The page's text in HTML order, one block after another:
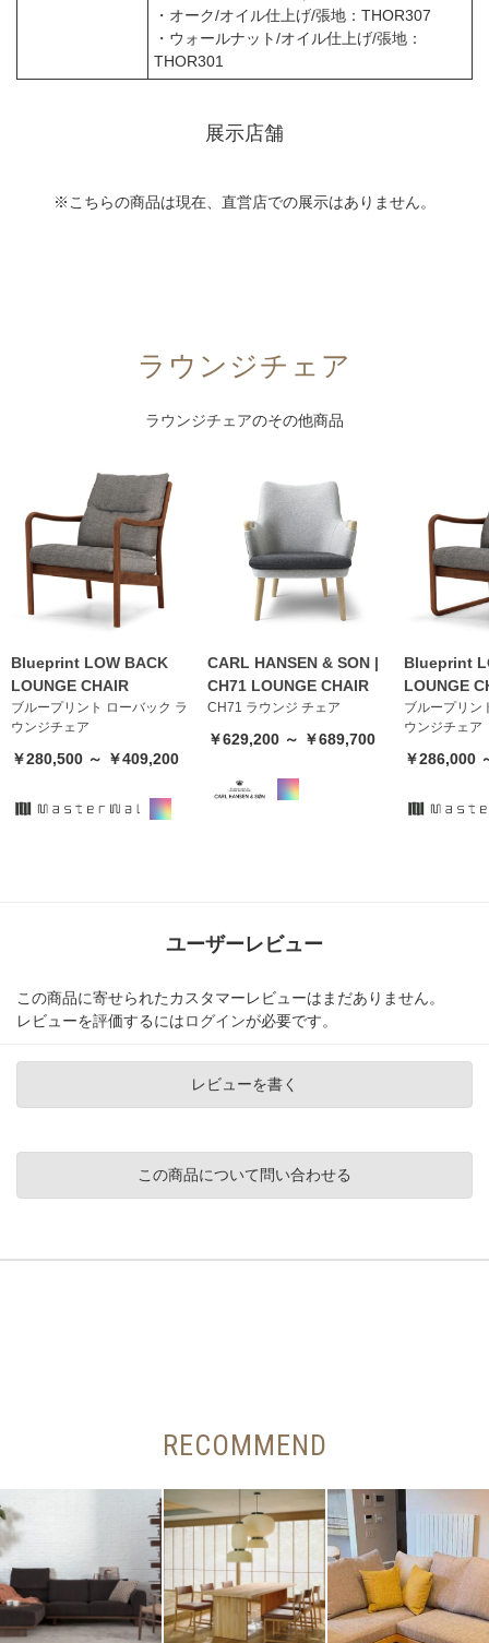
・オーク/オイル仕上げ/張地：THOR307
・ウォールナット/オイル仕上げ/張地：
THOR301
展示店舗
※こちらの商品は現在、直営店での展示はありません。
ラウンジチェア
ラウンジチェアのその他商品
Blueprint LOW BACK
LOUNGE CHAIR
ブループリント ローバック ラ
ウンジチェア
￥280,500 ～ ￥409,200
CARL HANSEN & SON |
CH71 LOUNGE CHAIR
CH71 ラウンジ チェア
￥629,200 ～ ￥689,700
Blueprint
LOUNGE
ブループリン
ウンジチェア
￥286,000
ユーザーレビュー
この商品に寄せられたカスタマーレビューはまだありません。
レビューを評価するにはログインが必要です。
レビューを書く
この商品について問い合わせる
RECOMMEND